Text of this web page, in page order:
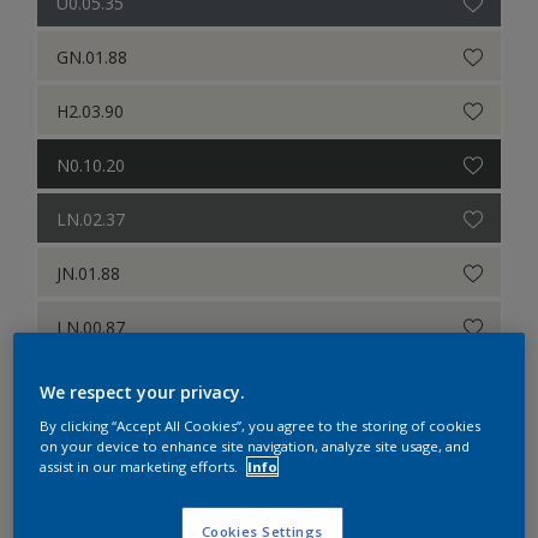
GN.01.88
H2.03.90
N0.10.20
LN.02.37
JN.01.88
LN.00.87
Koele neutralen
G0.05.25
We respect your privacy.
By clicking “Accept All Cookies”, you agree to the storing of cookies
on your device to enhance site navigation, analyze site usage, and
assist in our marketing efforts.
Info
Cookies Settings